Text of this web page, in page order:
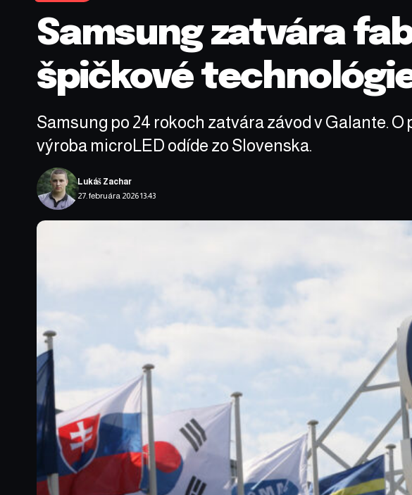
Samsung zatvára
špičkové
Samsung po 24 rokoch zatvára závod v Galante.
výroba microLED odíde zo Slovenska.
27. februára 2026 13:43
Lukáš Zachar